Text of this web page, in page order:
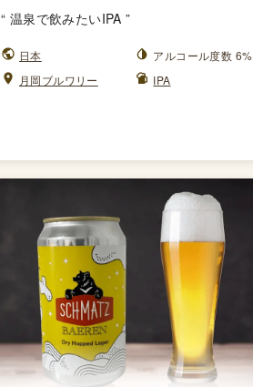
“ 温泉で飲みたいIPA ”
日本
アルコール度数 6%
月岡ブルワリー
IPA